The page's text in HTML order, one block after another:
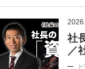
社
／